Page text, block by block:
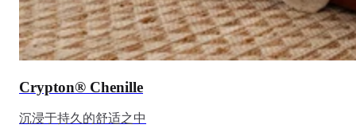
Crypton® Chenille
沉浸于持久的舒适之中